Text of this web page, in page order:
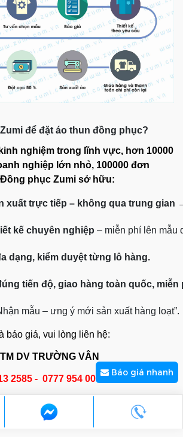
để đặt áo thun đồng phục?
nghiệm trong lĩnh vực, hơn 10000
nghiệp lớn nhỏ, 100000 đơn
phục Zumi sở hữu:
xuất trực tiếp – không qua trung gian
kế chuyên nghiệp – miễn phí lên mẫu
dạng, kiểm duyệt từng lô hàng.
tiến độ, giao hàng toàn quốc, miễn
mẫu – ưng ý mới sản xuất hàng loạt”.
báo giá, vui lòng liên hệ:
DV TRƯỜNG VÂN
2585 - 0777 954 006
hoặc
Báo giá nhanh